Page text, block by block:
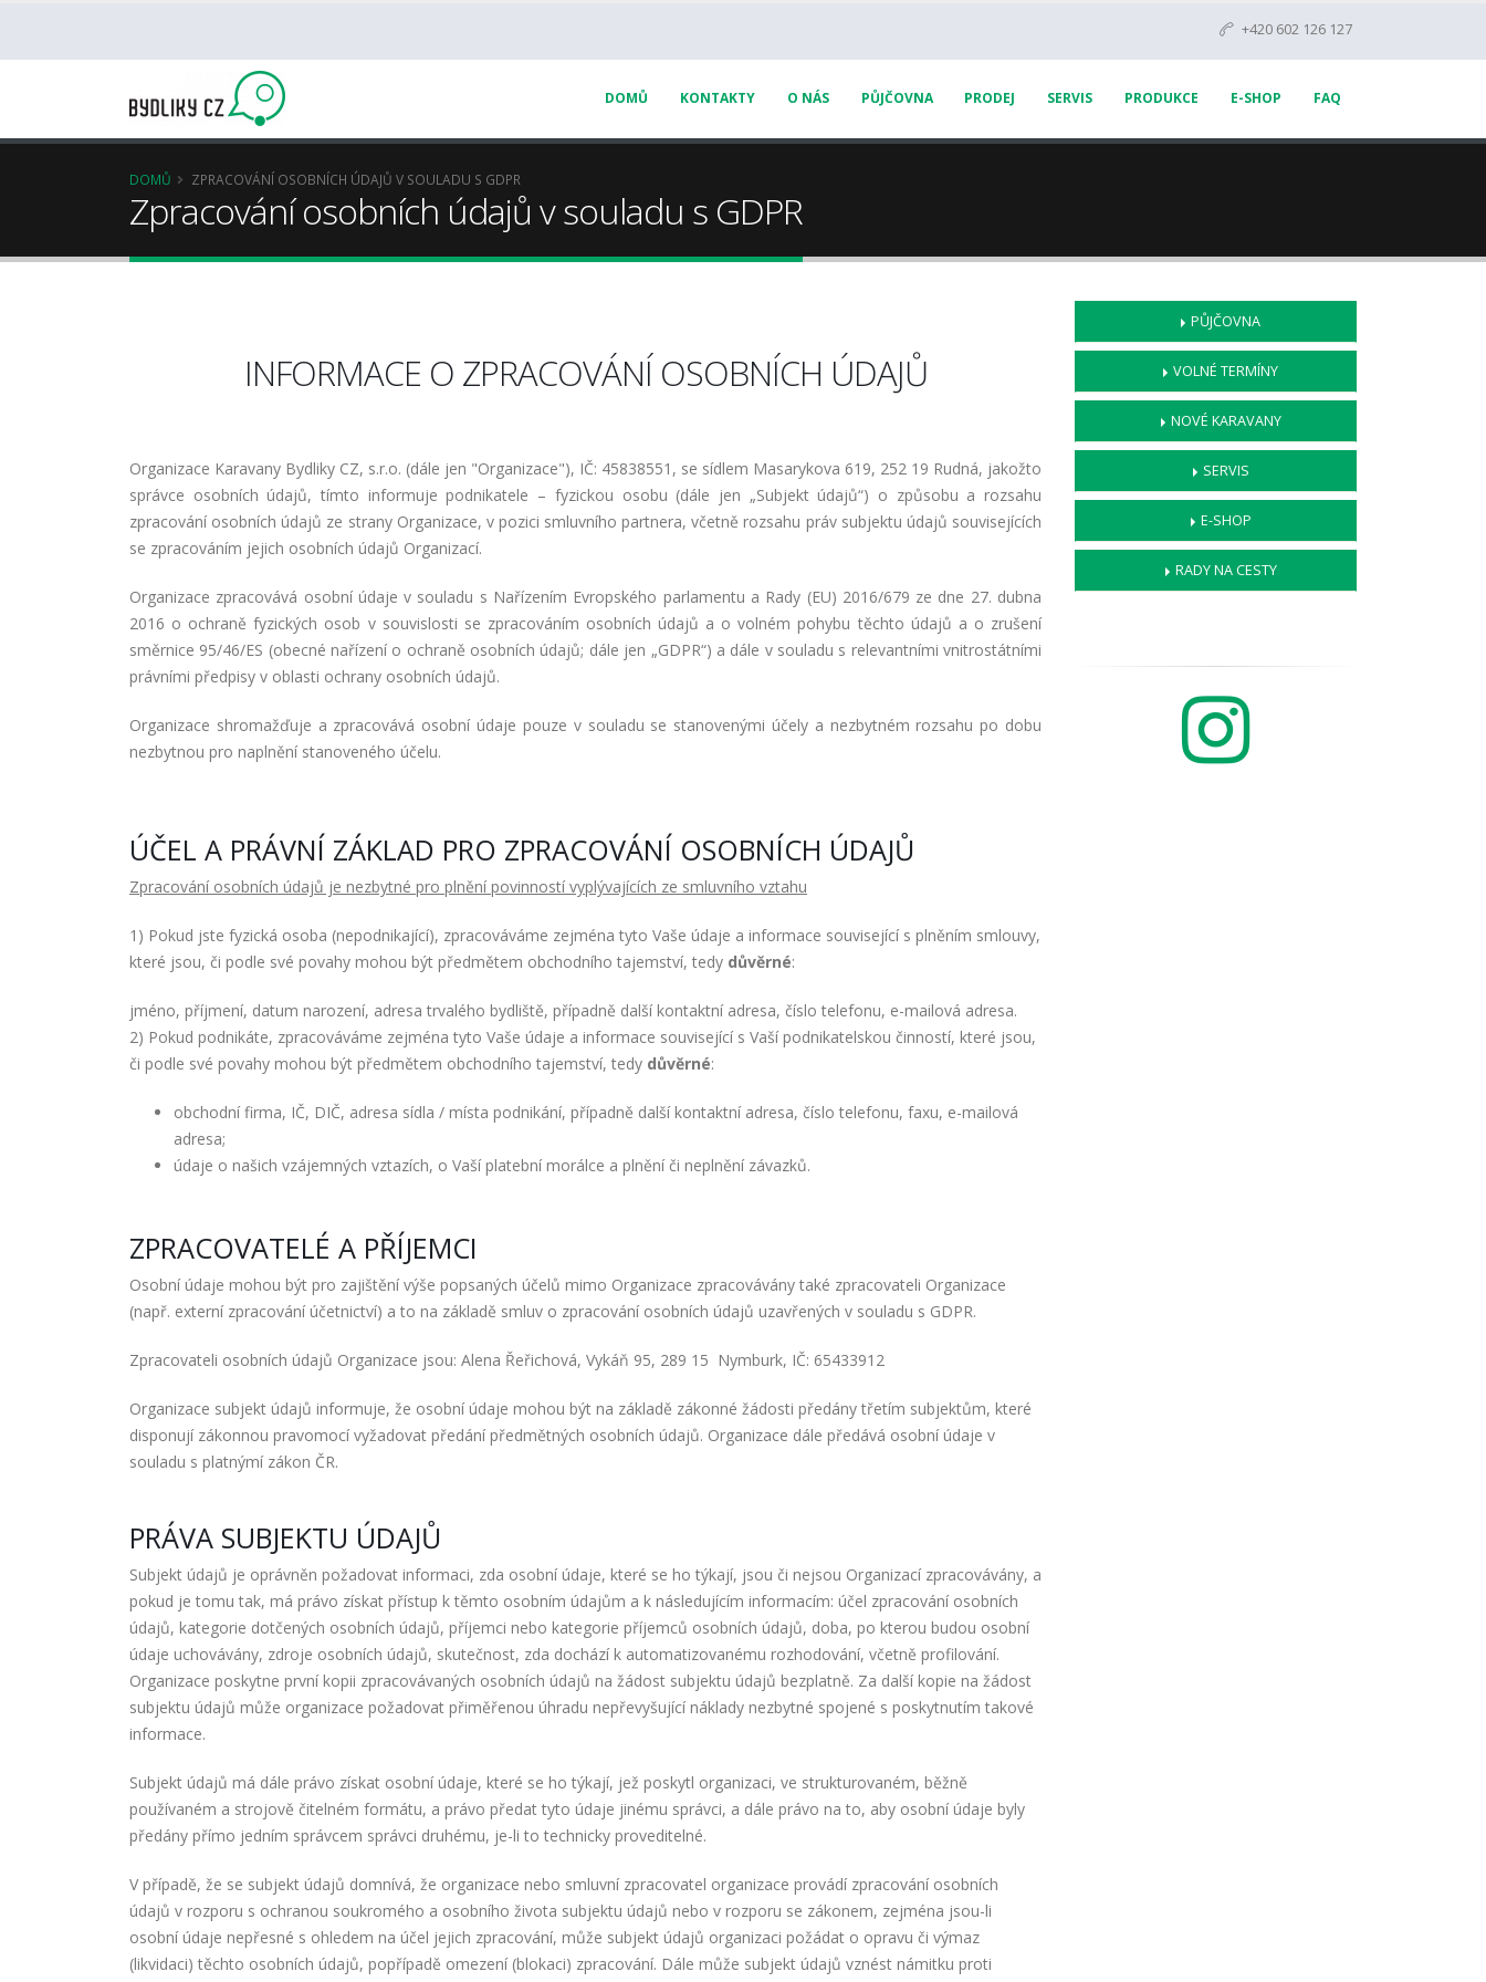
+420 602 126 127
DOMŮ KONTAKTY O NÁS PŮJČOVNA PRODEJ SERVIS PRODUKCE E-SHOP FAQ
DOMŮ ZPRACOVÁNÍ OSOBNÍCH ÚDAJŮ V SOULADU S GDPR
Zpracování osobních údajů v souladu s GDPR
INFORMACE O ZPRACOVÁNÍ OSOBNÍCH ÚDAJŮ
Organizace Karavany Bydliky CZ, s.r.o. (dále jen "Organizace"), IČ: 45838551, se sídlem Masarykova 619, 252 19 Rudná, jakožto
správce osobních údajů, tímto informuje podnikatele – fyzickou osobu (dále jen „Subjekt údajů“) o způsobu a rozsahu
zpracování osobních údajů ze strany Organizace, v pozici smluvního partnera, včetně rozsahu práv subjektu údajů souvisejících
se zpracováním jejich osobních údajů Organizací.
Organizace zpracovává osobní údaje v souladu s Nařízením Evropského parlamentu a Rady (EU) 2016/679 ze dne 27. dubna
2016 o ochraně fyzických osob v souvislosti se zpracováním osobních údajů a o volném pohybu těchto údajů a o zrušení
směrnice 95/46/ES (obecné nařízení o ochraně osobních údajů; dále jen „GDPR“) a dále v souladu s relevantními vnitrostátními
právními předpisy v oblasti ochrany osobních údajů.
Organizace shromažďuje a zpracovává osobní údaje pouze v souladu se stanovenými účely a nezbytném rozsahu po dobu
nezbytnou pro naplnění stanoveného účelu.
ÚČEL A PRÁVNÍ ZÁKLAD PRO ZPRACOVÁNÍ OSOBNÍCH ÚDAJŮ
Zpracování osobních údajů je nezbytné pro plnění povinností vyplývajících ze smluvního vztahu
1) Pokud jste fyzická osoba (nepodnikající), zpracováváme zejména tyto Vaše údaje a informace související s plněním smlouvy,
které jsou, či podle své povahy mohou být předmětem obchodního tajemství, tedy důvěrné:
jméno, příjmení, datum narození, adresa trvalého bydliště, případně další kontaktní adresa, číslo telefonu, e-mailová adresa.
2) Pokud podnikáte, zpracováváme zejména tyto Vaše údaje a informace související s Vaší podnikatelskou činností, které jsou,
či podle své povahy mohou být předmětem obchodního tajemství, tedy důvěrné:
obchodní firma, IČ, DIČ, adresa sídla / místa podnikání, případně další kontaktní adresa, číslo telefonu, faxu, e-mailová
adresa;
údaje o našich vzájemných vztazích, o Vaší platební morálce a plnění či neplnění závazků.
ZPRACOVATELÉ A PŘÍJEMCI
Osobní údaje mohou být pro zajištění výše popsaných účelů mimo Organizace zpracovávány také zpracovateli Organizace
(např. externí zpracování účetnictví) a to na základě smluv o zpracování osobních údajů uzavřených v souladu s GDPR.
Zpracovateli osobních údajů Organizace jsou: Alena Řeřichová, Vykáň 95, 289 15 Nymburk, IČ: 65433912
Organizace subjekt údajů informuje, že osobní údaje mohou být na základě zákonné žádosti předány třetím subjektům, které
disponují zákonnou pravomocí vyžadovat předání předmětných osobních údajů. Organizace dále předává osobní údaje v
souladu s platnýmí zákon ČR.
PRÁVA SUBJEKTU ÚDAJŮ
Subjekt údajů je oprávněn požadovat informaci, zda osobní údaje, které se ho týkají, jsou či nejsou Organizací zpracovávány, a
pokud je tomu tak, má právo získat přístup k těmto osobním údajům a k následujícím informacím: účel zpracování osobních
údajů, kategorie dotčených osobních údajů, příjemci nebo kategorie příjemců osobních údajů, doba, po kterou budou osobní
údaje uchovávány, zdroje osobních údajů, skutečnost, zda dochází k automatizovanému rozhodování, včetně profilování.
Organizace poskytne první kopii zpracovávaných osobních údajů na žádost subjektu údajů bezplatně. Za další kopie na žádost
subjektu údajů může organizace požadovat přiměřenou úhradu nepřevyšující náklady nezbytné spojené s poskytnutím takové
informace.
Subjekt údajů má dále právo získat osobní údaje, které se ho týkají, jež poskytl organizaci, ve strukturovaném, běžně
používaném a strojově čitelném formátu, a právo předat tyto údaje jinému správci, a dále právo na to, aby osobní údaje byly
předány přímo jedním správcem správci druhému, je-li to technicky proveditelné.
V případě, že se subjekt údajů domnívá, že organizace nebo smluvní zpracovatel organizace provádí zpracování osobních
údajů v rozporu s ochranou soukromého a osobního života subjektu údajů nebo v rozporu se zákonem, zejména jsou-li
osobní údaje nepřesné s ohledem na účel jejich zpracování, může subjekt údajů organizaci požádat o opravu či výmaz
(likvidaci) těchto osobních údajů, popřípadě omezení (blokaci) zpracování. Dále může subjekt údajů vznést námitku proti
PŮJČOVNA
VOLNÉ TERMÍNY
NOVÉ KARAVANY
SERVIS
E-SHOP
RADY NA CESTY